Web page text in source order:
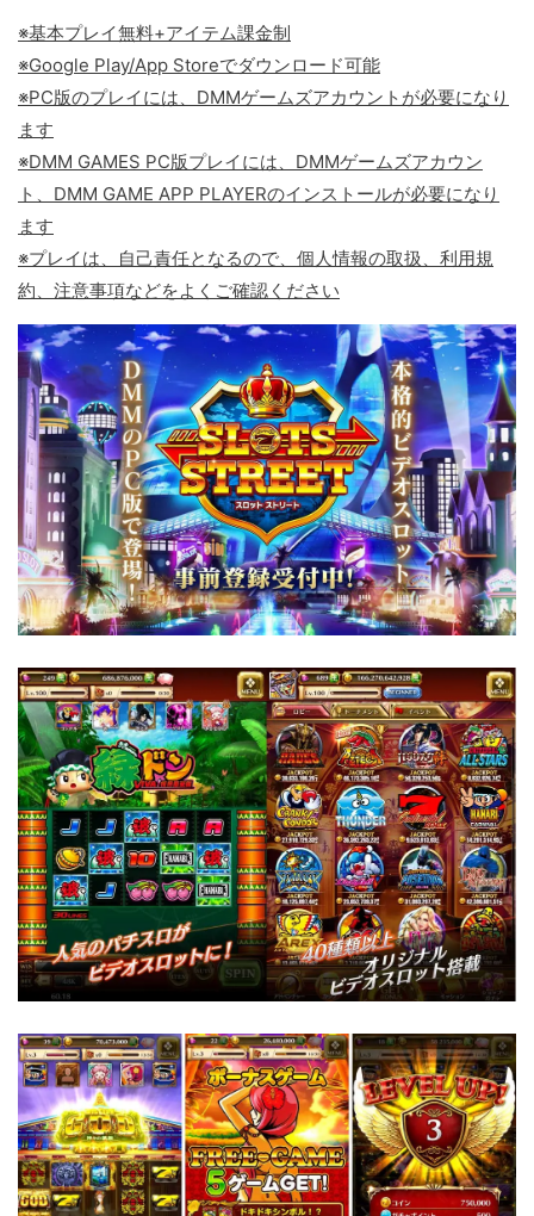
※基本プレイ無料+アイテム課金制
※Google Play/App Storeでダウンロード可能
※PC版のプレイには、DMMゲームズアカウントが必要になり
ます
※DMM GAMES PC版プレイには、DMMゲームズアカウン
ト、DMM GAME APP PLAYERのインストールが必要になり
ます
※プレイは、自己責任となるので、個人情報の取扱、利用規
約、注意事項などをよくご確認ください